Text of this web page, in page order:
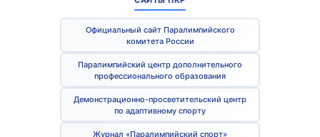
Официальный сайт Паралимпийского
комитета России
Паралимпийский центр дополнительного
профессионального образования
Демонстрационно-просветительский центр
по адаптивному спорту
Журнал «Паралимпийский спорт»